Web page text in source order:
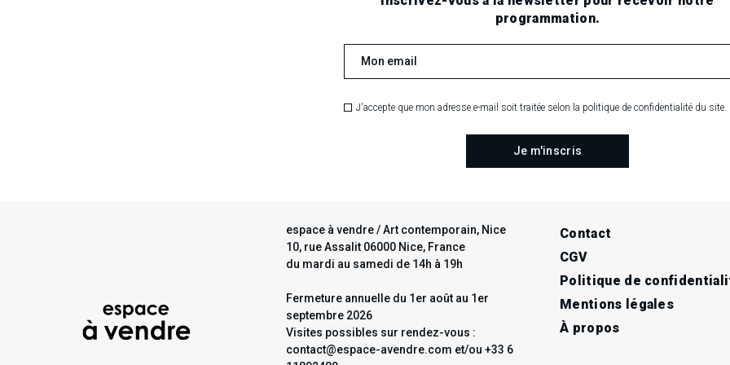
programmation.
J'accepte que mon adresse e-mail soit traitée selon la politique de confidentialité du site.
espace à vendre / Art contemporain, Nice
10, rue Assalit 06000 Nice, France
du mardi au samedi de 14h à 19h
Fermeture annuelle du 1er août au 1er
septembre 2026
Visites possibles sur rendez-vous :
contact@espace-avendre.com et/ou +33 6
Contact
CGV
Politique de
Mentions légales
À propos
RECHERCHE EN COURS
...